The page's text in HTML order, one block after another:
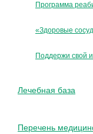
Программа
«Здоровые
Поддержи свой
Лечебная база
Перечень